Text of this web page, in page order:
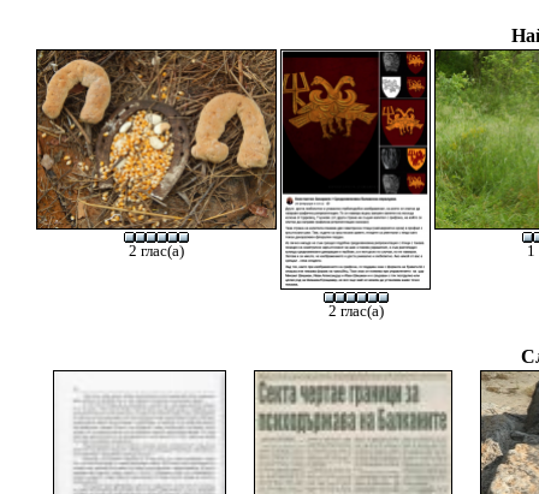
2 глас(а)
2 глас(а)
1